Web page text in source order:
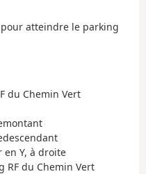
atteindre le parking
du Chemin Vert
en Y, à droite
RF du Chemin Vert